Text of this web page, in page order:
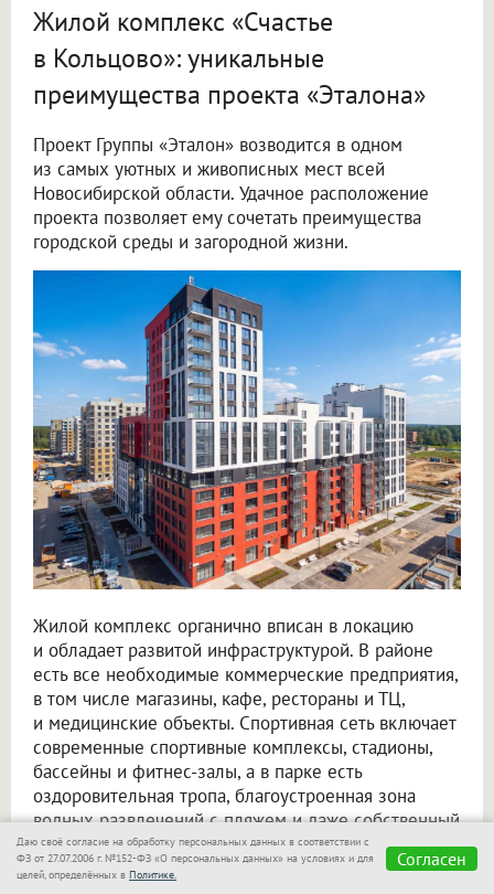
Жилой комплекс «Счастье
в Кольцово»: уникальные
преимущества проекта «Эталона»
Проект Группы «Эталон» возводится в одном
из самых уютных и живописных мест всей
Новосибирской области. Удачное расположение
проекта позволяет ему сочетать преимущества
городской среды и загородной жизни.
Жилой комплекс органично вписан в локацию
и обладает развитой инфраструктурой. В районе
есть все необходимые коммерческие предприятия,
в том числе магазины, кафе, рестораны и ТЦ,
и медицинские объекты. Спортивная сеть включает
современные спортивные комплексы, стадионы,
бассейны и фитнес-залы, а в парке есть
оздоровительная тропа, благоустроенная зона
водных развлечений с пляжем и даже собственный
конный клуб. Детский образовательный комплекс
сформирован из новых школ и детских садов.
Даю своё согласие на обработку персональных данных в соответствии с
ФЗ от 27.07.2006 г. №152-ФЗ «О персональных данных» на условиях и для
целей, определённых в Политике.
Согласен